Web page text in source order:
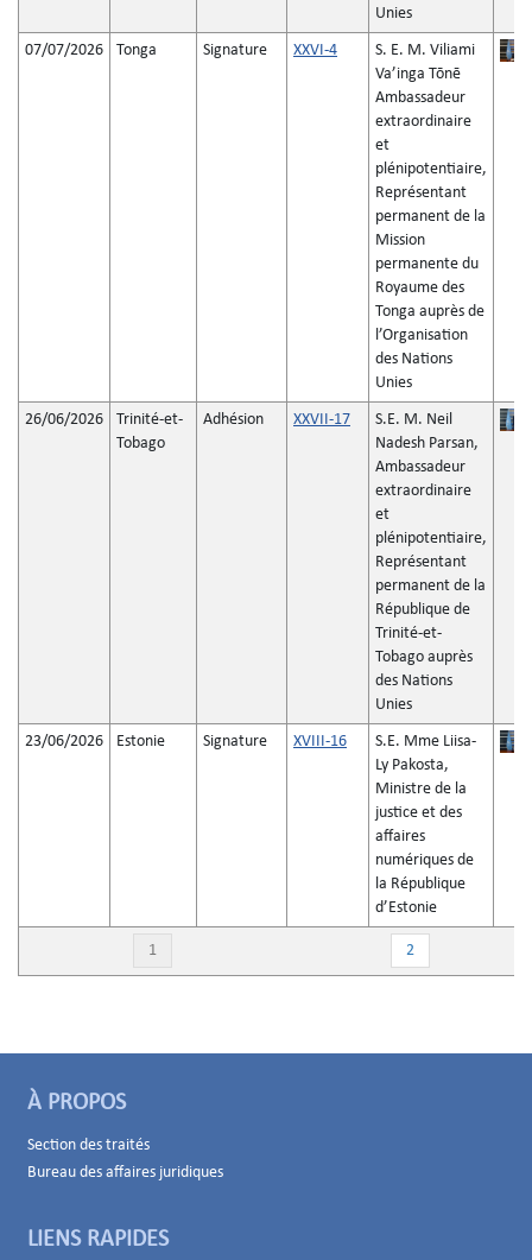
Unies
07/07/2026 Tonga Signature XXVI-4
S. E. M. Viliami
Vaʼinga Tōnē
Ambassadeur
extraordinaire
et
plénipotentiaire,
Représentant
permanent de la
Mission
permanente du
Royaume des
Tonga auprès de
l’Organisation
des Nations
Unies
26/06/2026
Trinité-et-
Tobago
Adhésion XXVII-17
S.E. M. Neil
Nadesh Parsan,
Ambassadeur
extraordinaire
et
plénipotentiaire,
Représentant
permanent de la
République de
Trinité-et-
Tobago auprès
des Nations
Unies
23/06/2026 Estonie Signature XVIII-16
S.E. Mme Liisa-
Ly Pakosta,
Ministre de la
justice et des
affaires
numériques de
la République
d’Estonie
1 2
À PROPOS
Section des traités
Bureau des affaires juridiques
LIENS RAPIDES